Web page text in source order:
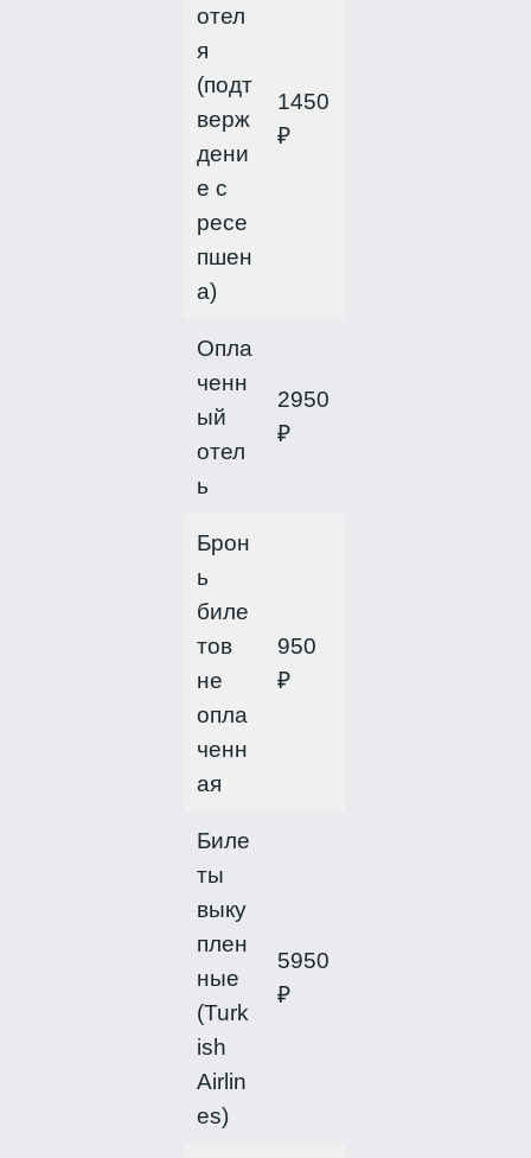
отел
я
(подт
верж
дени
е с
ресе
пшен
а)
1450
₽
Опла
ченн
ый
отел
ь
2950
₽
Брон
ь
биле
тов
не
опла
ченн
ая
950
₽
Биле
ты
выку
плен
ные
(Turk
ish
Airlin
es)
5950
₽